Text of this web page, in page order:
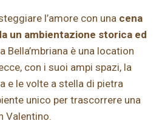
l’amore con una cena
un ambientazione storica ed
Bella’mbriana è una location
con i suoi ampi spazi, la
e le volte a stella di pietra
unico per trascorrere una
Valentino.